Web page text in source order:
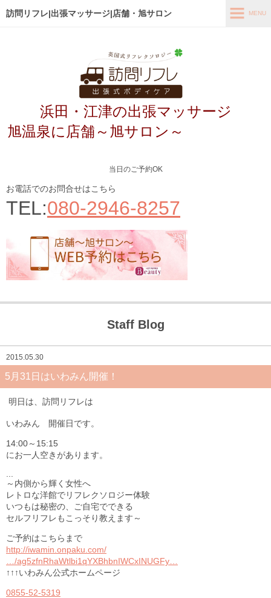
訪問リフレ|出張マッサージ|店舗・旭サロン
浜田・江津の出張マッサージ
旭温泉に店舗～旭サロン～
当日のご予約OK
お電話でのお問合せはこちら
TEL:080-2946-8257
MENU
店舗メニュー～旭サロン～
お客様の声
メディア掲載
あなたの最適なコース診断
Staff Blog
2015.05.30
5月31日はいわみん開催！
明日は、訪問リフレは
いわみん 開催日です。
14:00～15:15
にお一人空きがあります。
～内側から輝く女性へ
レトロな洋館でリフレクソロジー体験
いつもは秘密の、ご自宅でできる
セルフリフレもこっそり教えます～
ご予約はこちらまで
http://iwamin.onpaku.com/
…/ag5zfnRhaWtlbi1qYXBhbnIWCxINUGFy…
↑↑↑いわみん公式ホームページ
0855-52-5319